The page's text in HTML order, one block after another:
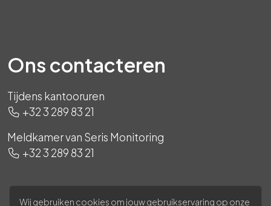
Ons contacteren
Tijdens kantooruren
+32 3 289 83 21
Meldkamer van Seris Monitoring
+32 3 289 83 21
Wij gebruiken cookies om jouw gebruikservaring op onze